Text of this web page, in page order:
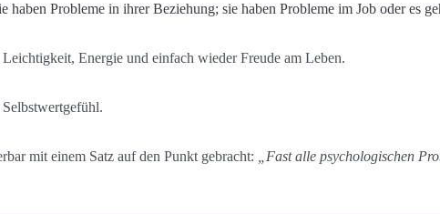
haben Probleme in ihrer Beziehung; sie haben Probleme im Job oder es
Energie und einfach wieder Freude am Leben.
mit einem Satz auf den Punkt gebracht:
„Fast alle psychologischen